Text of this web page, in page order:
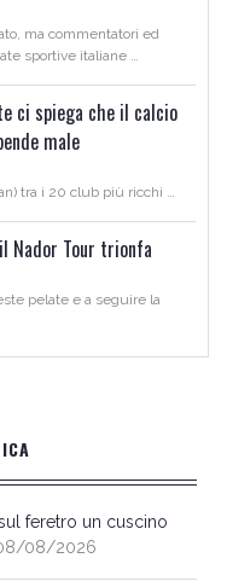
ma commentatori ed
sportive italiane …
ci spiega che il calcio
male
tra i 20 club più ricchi …
Nador Tour trionfa
pelate e a seguire la
feretro un cuscino
08/2026